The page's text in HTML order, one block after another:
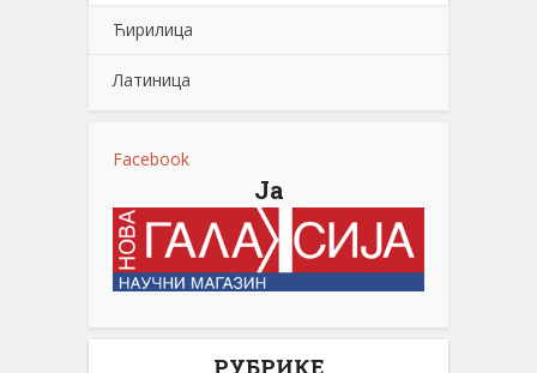
Ћирилица
Латиница
Facebook
Ја